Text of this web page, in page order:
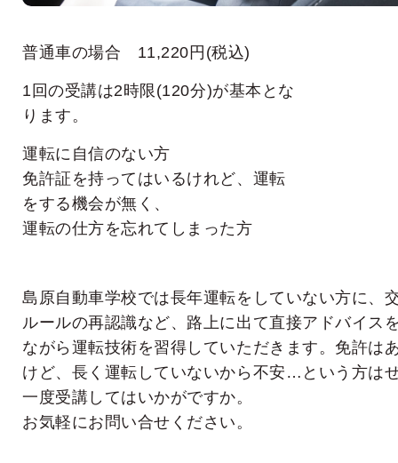
普通車の場合 11,220円(税込)
1回の受講は2時限(120分)が基本とな
ります。
運転に自信のない方
免許証を持ってはいるけれど、運転
をする機会が無く、
運転の仕方を忘れてしまった方
島原自動車学校では長年運転をしていない方に、
ルールの再認識など、路上に出て直接アドバイス
ながら運転技術を習得していただきます。免許は
けど、長く運転していないから不安…という方は
一度受講してはいかがですか。
お気軽にお問い合せください。